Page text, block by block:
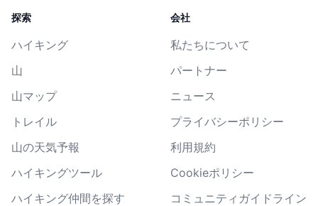
探索
ハイキング
山
山マップ
トレイル
山の天気予報
ハイキングツール
ハイキング仲間を探す
会社
私たちについて
パートナー
ニュース
プライバシーポリシー
利用規約
Cookieポリシー
コミュニティガイドライン